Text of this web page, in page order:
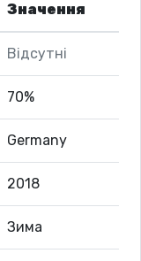
Значення
Відсутні
70%
Germany
2018
Зима